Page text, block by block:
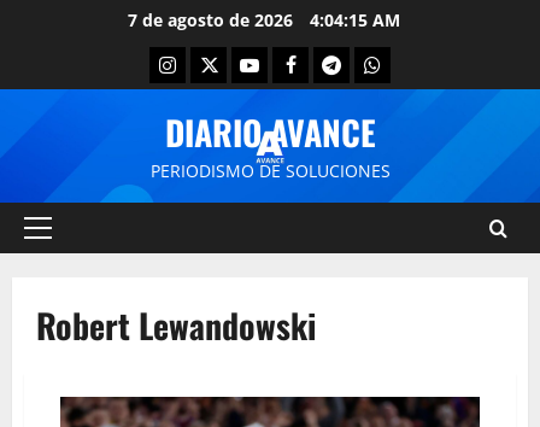
7 de agosto de 2026 4:04:15 AM
DIARIO AVANCE
PERIODISMO DE SOLUCIONES
Robert Lewandowski